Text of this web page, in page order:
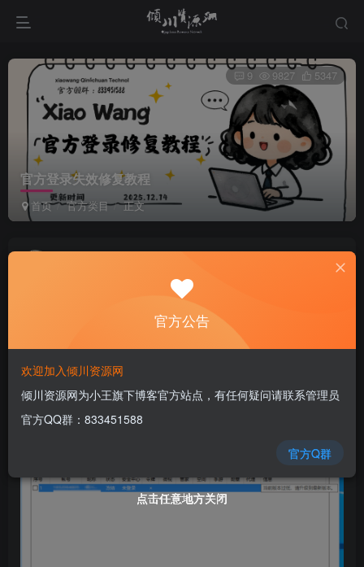
官方登录失效修复教程
首页 官方类目 正文
9 9827 5347
私信
首先我们如果出现官方登录失效的首要问题如图所示：
点击任意地方关闭
点击任意地方关闭
点击任意地方关闭
点击任意地方关闭
点击任意地方关闭
官方公告
欢迎加入倾川资源网
倾川资源网为小王旗下博客官方站点，有任何疑问请联系管理员
官方QQ群：833451588
官方Q群